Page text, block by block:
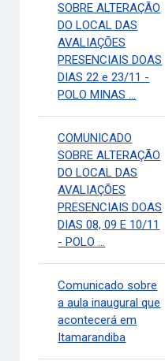
SOBRE ALTERAÇÃO
DO LOCAL DAS
AVALIAÇÕES
PRESENCIAIS DOAS
DIAS 22 e 23/11 -
POLO MINAS ...
COMUNICADO
SOBRE ALTERAÇÃO
DO LOCAL DAS
AVALIAÇÕES
PRESENCIAIS DOAS
DIAS 08, 09 E 10/11
- POLO ...
Comunicado sobre
a aula inaugural que
acontecerá em
Itamarandiba